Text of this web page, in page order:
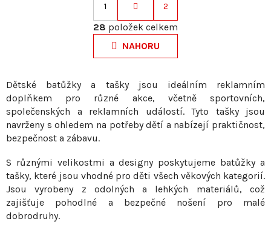
O
v
l
á
a
c
í
v
k
v
S
t
r
á
k
o
v
á
í
1 2
28 položek celkem
NAHORU
Dětské batůžky a tašky jsou ideálním reklamním
doplňkem pro různé akce, včetně sportovních,
společenských a reklamních událostí. Tyto tašky jsou
navrženy s ohledem na potřeby dětí a nabízejí praktičnost,
bezpečnost a zábavu.
S různými velikostmi a designy poskytujeme batůžky a
tašky, které jsou vhodné pro děti všech věkových kategorií.
Jsou vyrobeny z odolných a lehkých materiálů, což
zajišťuje pohodlné a bezpečné nošení pro malé
dobrodruhy.